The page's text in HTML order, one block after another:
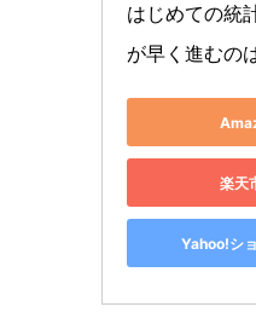
はじめての統
が早く進むの
楽天
Yahoo!シ